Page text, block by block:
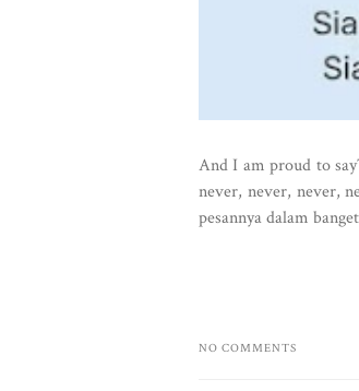
And I am proud to
never, never, never,
pesannya dalam
NO COMMENTS